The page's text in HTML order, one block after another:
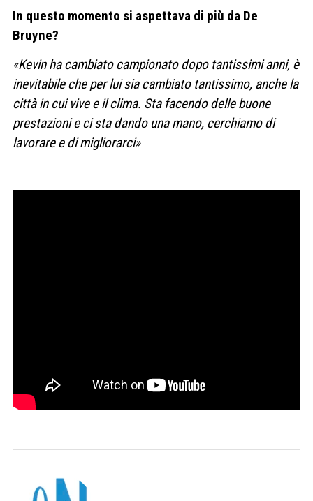
In questo momento si aspettava di più da De
Bruyne?
«Kevin ha cambiato campionato dopo tantissimi anni, è
inevitabile che per lui sia cambiato tantissimo, anche la
città in cui vive e il clima. Sta facendo delle buone
prestazioni e ci sta dando una mano, cerchiamo di
lavorare e di migliorarci»